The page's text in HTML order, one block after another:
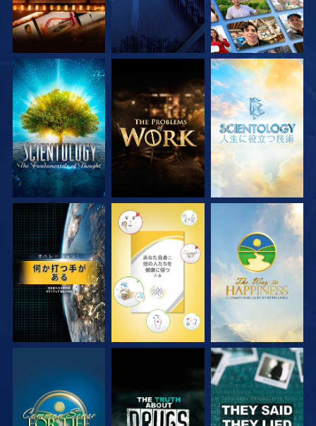
シリーズを探求 シリーズを探求 シリーズを探求
観る 観る 観る
観る 観る 観る